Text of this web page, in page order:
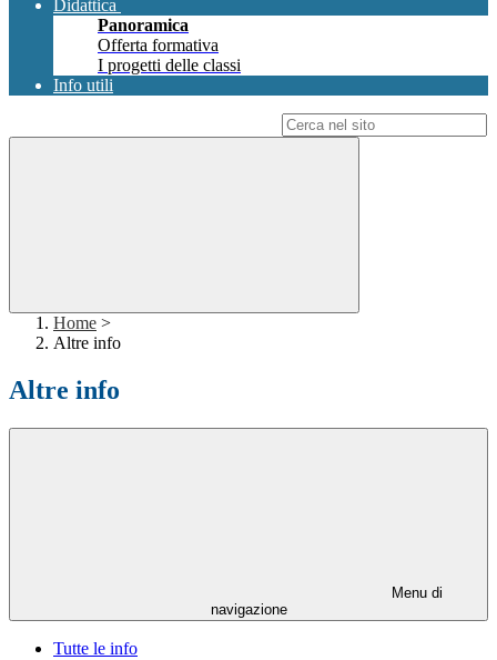
Didattica
Panoramica
Offerta formativa
I progetti delle classi
Info utili
Home >
Altre info
Altre info
Menu di
navigazione
Tutte le info